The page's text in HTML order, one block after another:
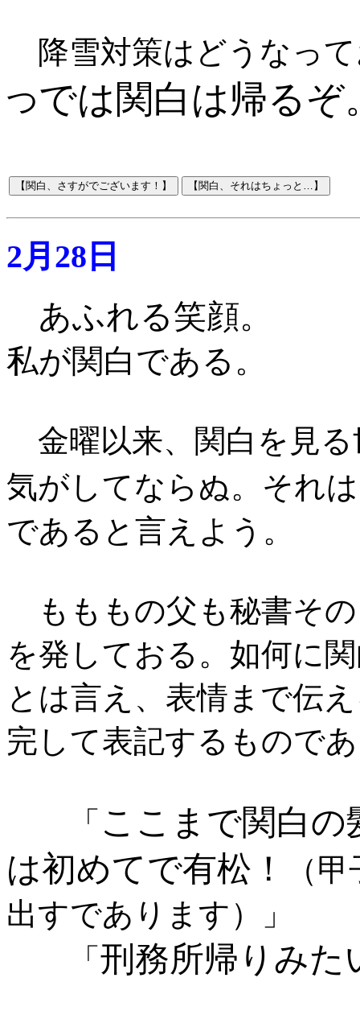
降雪対策はどうなっ
つでは関白は帰るぞ
2月28日
あふれる笑顔。
私が関白である。
金曜以来、関白を見
気がしてならぬ。それ
であると言えよう。
もももの父も秘書そ
を発しておる。如何に
とは言え、表情まで伝
完して表記するもので
「 ここまで関白
は初めてで有松！
（
出すであります）」
「 刑務所帰りみた